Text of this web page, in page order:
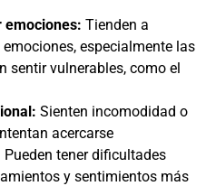
emociones: Tienden a
especialmente las
sentir vulnerables, como el
Sienten incomodidad o
acercarse
tener dificultades
y sentimientos más